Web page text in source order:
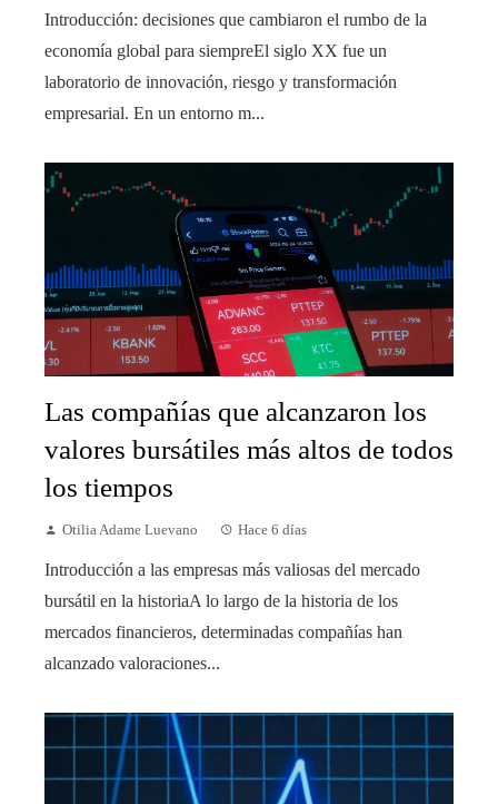
Introducción: decisiones que cambiaron el rumbo de la
economía global para siempreEl siglo XX fue un
laboratorio de innovación, riesgo y transformación
empresarial. En un entorno m...
Las compañías que alcanzaron los
valores bursátiles más altos de todos
los tiempos
Otilia Adame Luevano Hace 6 días
Introducción a las empresas más valiosas del mercado
bursátil en la historiaA lo largo de la historia de los
mercados financieros, determinadas compañías han
alcanzado valoraciones...